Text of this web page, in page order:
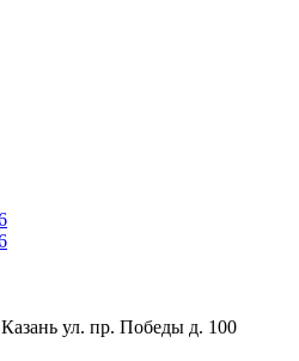
ул. пр. Победы д. 100